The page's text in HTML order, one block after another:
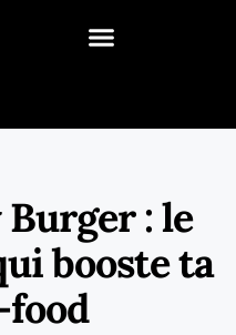
: le
booste ta